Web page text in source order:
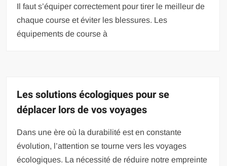
Il faut s’équiper correctement pour tirer le meilleur de
chaque course et éviter les blessures. Les
équipements de course à
Les solutions écologiques pour se
déplacer lors de vos voyages
Dans une ère où la durabilité est en constante
évolution, l’attention se tourne vers les voyages
écologiques. La nécessité de réduire notre empreinte